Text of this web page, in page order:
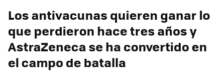
Los antivacunas quieren ganar lo
que perdieron hace tres años y
AstraZeneca se ha convertido en
el campo de batalla